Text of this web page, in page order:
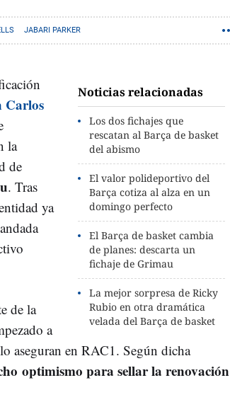
JABARI PARKER
Noticias relacionadas
Los dos fichajes que
rescatan al Barça de basket
del abismo
El valor polideportivo del
Barça cotiza al alza en un
domingo perfecto
El Barça de basket cambia
de planes: descarta un
fichaje de Grimau
La mejor sorpresa de Ricky
Rubio en otra dramática
velada del Barça de basket
Carlos
la
de
. Tras
ya
de la
a
aseguran en RAC1. Según dicha
optimismo para sellar la renovación